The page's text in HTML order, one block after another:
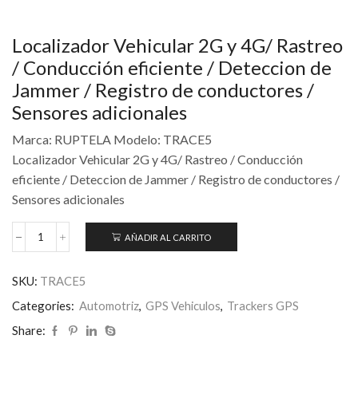
Localizador Vehicular 2G y 4G/ Rastreo
/ Conducción eficiente / Deteccion de
Jammer / Registro de conductores /
Sensores adicionales
Marca: RUPTELA Modelo: TRACE5
Localizador Vehicular 2G y 4G/ Rastreo / Conducción
eficiente / Deteccion de Jammer / Registro de conductores /
Sensores adicionales
AÑADIR AL CARRITO
SKU: TRACE5
Categories: Automotriz, GPS Vehiculos, Trackers GPS
Share: